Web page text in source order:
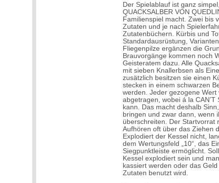
Der Spielablauf ist ganz
QUACKSALBER VON
Familienspiel macht. Zwei bis
Zutaten und je nach
Zutatenbüchern. Kürbis und
Standardausrüstung,
Fliegenpilze ergänzen die
Brauvorgänge kommen noch
Geisteratem dazu. Alle
mit sieben Knallerbsen als
zusätzlich besitzen sie einen
stecken in einem schwarzen
werden. Jeder gezogene
abgetragen, wobei á la
kann. Das macht deshalb
bringen und zwar dann, wenn
überschreiten. Der Startvorrat
Aufhören oft über das Ziehen
Explodiert der Kessel nicht,
dem Wertungsfeld „10“, das
Siegpunktleiste ermöglicht.
Kessel explodiert sein und
kassiert werden oder das
Zutaten benutzt wird.